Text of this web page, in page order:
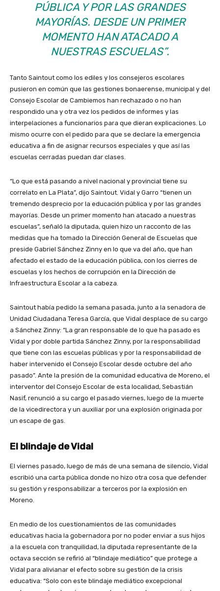
PÚBLICA Y POR LAS GRANDES
MAYORÍAS. DESDE UN PRIMER
MOMENTO HAN ATACADO A
NUESTRAS ESCUELAS”.
Tanto Saintout como los ediles y los consejeros escolares
pusieron en común que las gestiones bonaerense, municipal y del
Consejo Escolar de Cambiemos han rechazado o no han
respondido una y otra vez los pedidos de informes y las
interpelaciones a funcionarios para que dieran explicaciones. Lo
mismo ocurre con el pedido para que se declare la emergencia
educativa a fin de asignar recursos especiales y que así las
escuelas cerradas puedan dar clases.
“Lo que está pasando a nivel nacional y provincial tiene su
correlato en La Plata”, dijo Saintout. Vidal y Garro “tienen un
tremendo desprecio por la educación pública y por las grandes
mayorías. Desde un primer momento han atacado a nuestras
escuelas”, señaló la diputada, quien hizo un racconto de las
medidas que ha tomado la Dirección General de Escuelas que
preside Gabriel Sánchez Zinny en lo que va del año, que han
afectado el estado de la educación pública, con los cierres de
escuelas y los hechos de corrupción en la Dirección de
Infraestructura Escolar a la cabeza.
Saintout había pedido la semana pasada, junto a la senadora de
Unidad Ciudadana Teresa García, que Vidal desplace de su cargo
a Sánchez Zinny: “La gran responsable de lo que ha pasado es
Vidal y por doble partida Sánchez Zinny, por la responsabilidad
que tiene con las escuelas públicas y por la responsabilidad de
haber intervenido el Consejo Escolar desde octubre del año
pasado”. Ante la presión de la comunidad educativa de Moreno, el
interventor del Consejo Escolar de esta localidad, Sebastián
Nasif, renunció a su cargo el pasado viernes, luego de la muerte
de la vicedirectora y un auxiliar por una explosión originada por
un escape de gas.
El blindaje de Vidal
El viernes pasado, luego de más de una semana de silencio, Vidal
escribió una carta pública donde no hizo otra cosa que defender
su gestión y responsabilizar a terceros por la explosión en
Moreno.
En medio de los cuestionamientos de las comunidades
educativas hacia la gobernadora por no poder enviar a sus hijos
a la escuela con tranquilidad, la diputada representante de la
octava sección se refirió al “blindaje mediático” que protege a
Vidal para alivianar el efecto sobre su gestión de la crisis
educativa: “Solo con este blindaje mediático excepcional